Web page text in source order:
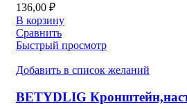
136,00 ₽
В корзину
Сравнить
Быстрый просмотр
Добавить в список желаний
BETYDLIG